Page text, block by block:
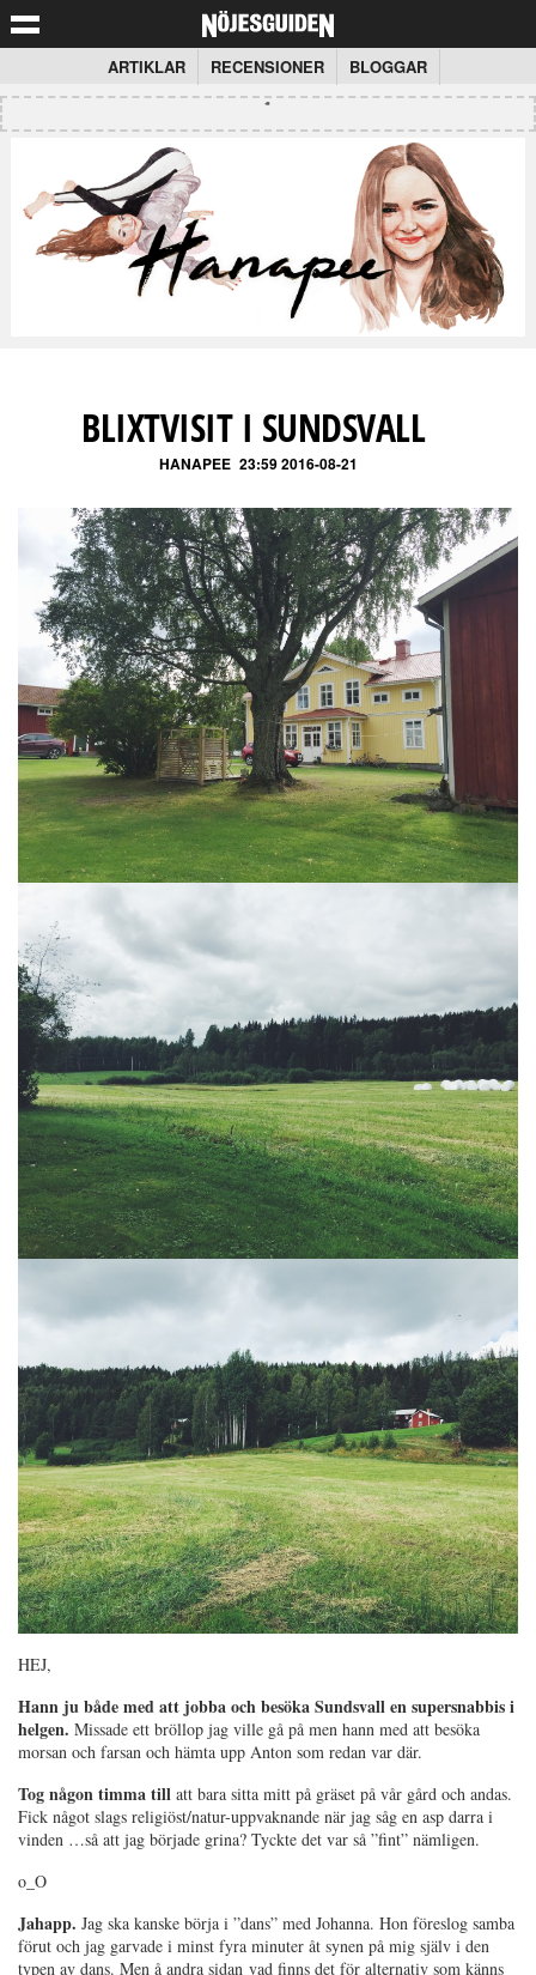
ARTIKLAR RECENSIONER BLOGGAR
BLIXTVISIT I SUNDSVALL
HANAPEE 23:59 2016-08-21
HEJ,
Hann ju både med att jobba och besöka Sundsvall en supersnabbis i
helgen. Missade ett bröllop jag ville gå på men hann med att besöka
morsan och farsan och hämta upp Anton som redan var där.
Tog någon timma till att bara sitta mitt på gräset på vår gård och andas.
Fick något slags religiöst/natur-uppvaknande när jag såg en asp darra i
vinden …så att jag började grina? Tyckte det var så ”fint” nämligen.
o_O
Jahapp. Jag ska kanske börja i ”dans” med Johanna. Hon föreslog samba
förut och jag garvade i minst fyra minuter åt synen på mig själv i den
typen av dans. Men å andra sidan vad finns det för alternativ som känns